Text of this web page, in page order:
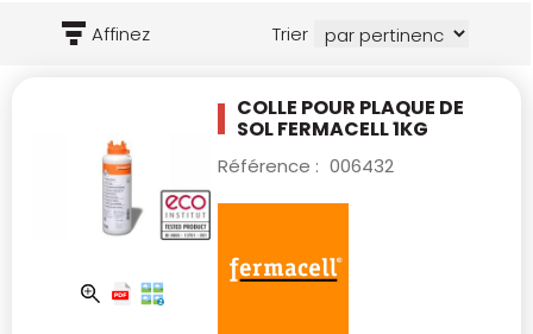
Affinez Trier
COLLE POUR PLAQUE DE
SOL FERMACELL 1KG
Référence : 006432